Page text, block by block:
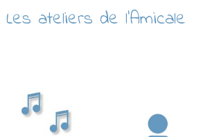
Les ateliers de l’Amicale